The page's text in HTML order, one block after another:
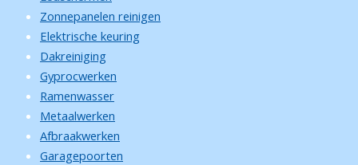
Zonnepanelen reinigen
Elektrische keuring
Dakreiniging
Gyprocwerken
Ramenwasser
Metaalwerken
Afbraakwerken
Garagepoorten